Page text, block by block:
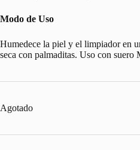
Modo de Uso
Humedece la piel y el limpiador en
seca con palmaditas. Uso con
Agotado